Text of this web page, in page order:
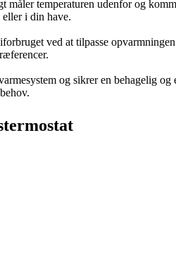
måler temperaturen udenfor og
i din have.
ved at tilpasse
og sikrer en behagelig